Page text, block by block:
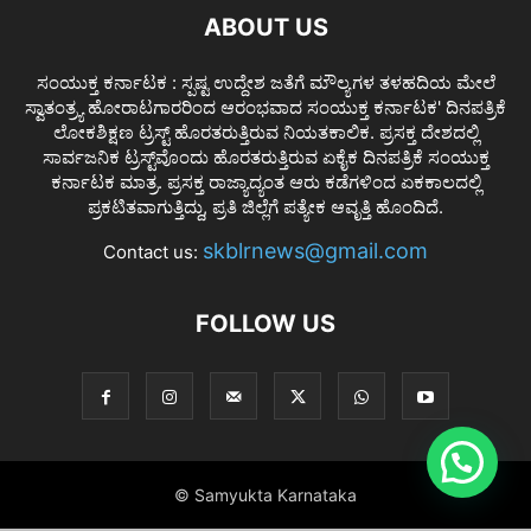
ABOUT US
ಸಂಯುಕ್ತ ಕರ್ನಾಟಕ : ಸ್ಪಷ್ಟ ಉದ್ದೇಶ ಜತೆಗೆ ಮೌಲ್ಯಗಳ ತಳಹದಿಯ ಮೇಲೆ
ಸ್ವಾತಂತ್ರ್ಯ ಹೋರಾಟಗಾರರಿಂದ ಆರಂಭವಾದ ಸಂಯುಕ್ತ ಕರ್ನಾಟಕ' ದಿನಪತ್ರಿಕೆ
ಲೋಕಶಿಕ್ಷಣ ಟ್ರಸ್ಟ್ ಹೊರತರುತ್ತಿರುವ ನಿಯತಕಾಲಿಕ. ಪ್ರಸಕ್ತ ದೇಶದಲ್ಲಿ
ಸಾರ್ವಜನಿಕ ಟ್ರಸ್ಟ್‌ವೊಂದು ಹೊರತರುತ್ತಿರುವ ಏಕೈಕ ದಿನಪತ್ರಿಕೆ ಸಂಯುಕ್ತ
ಕರ್ನಾಟಕ ಮಾತ್ರ. ಪ್ರಸಕ್ತ ರಾಜ್ಯಾದ್ಯಂತ ಆರು ಕಡೆಗಳಿಂದ ಏಕಕಾಲದಲ್ಲಿ
ಪ್ರಕಟಿತವಾಗುತ್ತಿದ್ದು, ಪ್ರತಿ ಜಿಲ್ಲೆಗೆ ಪತ್ಯೇಕ ಆವೃತ್ತಿ ಹೊಂದಿದೆ.
Contact us: skblrnews@gmail.com
FOLLOW US
© Samyukta Karnataka